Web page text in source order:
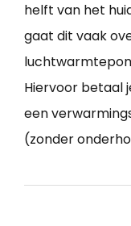
helft van het
gaat dit vaak
Hiervoor betaal
een
(zonder